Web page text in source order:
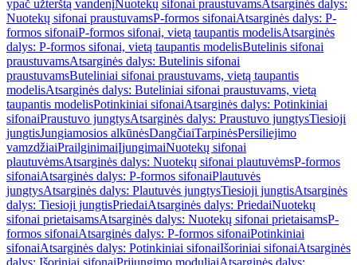
ypač užterštą vandenįNuotekų sifonai praustuvamsAtsarginės dalys:
Nuotekų sifonai praustuvamsP-formos sifonaiAtsarginės dalys: P-
formos sifonaiP-formos sifonai, vietą taupantis modelisAtsarginės
dalys: P-formos sifonai, vietą taupantis modelisButelinis sifonai
praustuvamsAtsarginės dalys: Butelinis sifonai
praustuvamsButeliniai sifonai praustuvams, vietą taupantis
modelisAtsarginės dalys: Buteliniai sifonai praustuvams, vietą
taupantis modelisPotinkiniai sifonaiAtsarginės dalys: Potinkiniai
sifonaiPraustuvo jungtysAtsarginės dalys: Praustuvo jungtysTiesioji
jungtisJungiamosios alkūnėsDangčiaiTarpinėsPersiliejimo
vamzdžiaiPrailginimaiĮjungimaiNuotekų sifonai
plautuvėmsAtsarginės dalys: Nuotekų sifonai plautuvėmsP-formos
sifonaiAtsarginės dalys: P-formos sifonaiPlautuvės
jungtysAtsarginės dalys: Plautuvės jungtysTiesioji jungtisAtsarginės
dalys: Tiesioji jungtisPriedaiAtsarginės dalys: PriedaiNuotekų
sifonai prietaisamsAtsarginės dalys: Nuotekų sifonai prietaisamsP-
formos sifonaiAtsarginės dalys: P-formos sifonaiPotinkiniai
sifonaiAtsarginės dalys: Potinkiniai sifonaiIšoriniai sifonaiAtsarginės
dalys: Išoriniai sifonaiPrijungimo moduliaiAtsarginės dalys: